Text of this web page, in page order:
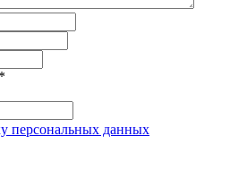
*
персональных данных